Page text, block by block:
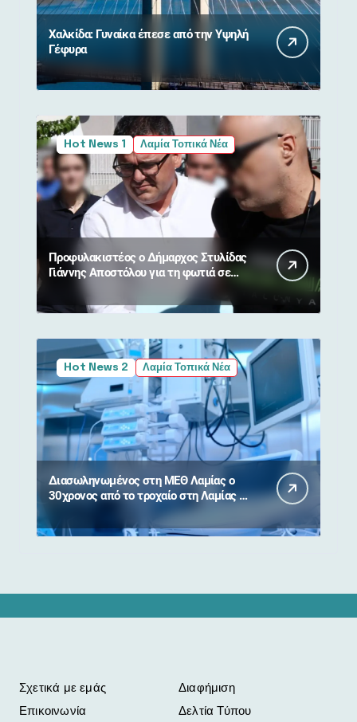
Χαλκίδα: Γυναίκα έπεσε από την Υψηλή
Γέφυρα
Hot News 1 Λαμία Τοπικά Νέα
Προφυλακιστέος ο Δήμαρχος Στυλίδας
Γιάννης Αποστόλου για τη φωτιά σε
Hot News 2 Λαμία Τοπικά Νέα
Διασωληνωμένος στη ΜΕΘ Λαμίας ο
30χρονος από το τροχαίο στη Λαμίας –
Σχετικά με εμάς
Επικοινωνία
Διαφήμιση
Δελτία Τύπου